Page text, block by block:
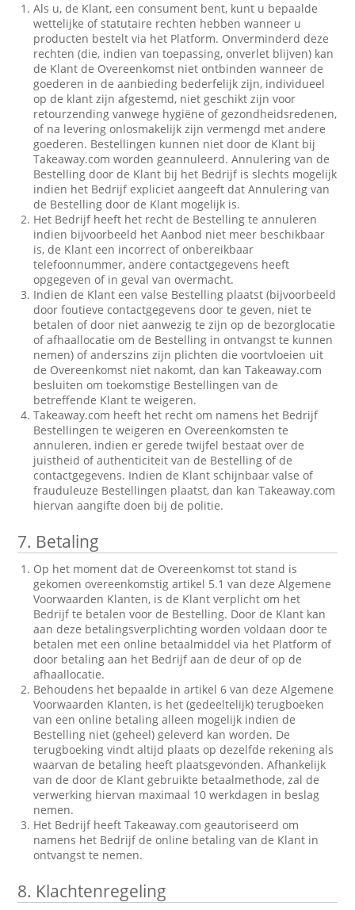
Als u, de Klant, een consument bent, kunt u bepaalde
wettelijke of statutaire rechten hebben wanneer u
producten bestelt via het Platform. Onverminderd deze
rechten (die, indien van toepassing, onverlet blijven) kan
de Klant de Overeenkomst niet ontbinden wanneer de
goederen in de aanbieding bederfelijk zijn, individueel
op de klant zijn afgestemd, niet geschikt zijn voor
retourzending vanwege hygiëne of gezondheidsredenen,
of na levering onlosmakelijk zijn vermengd met andere
goederen. Bestellingen kunnen niet door de Klant bij
Takeaway.com worden geannuleerd. Annulering van de
Bestelling door de Klant bij het Bedrijf is slechts mogelijk
indien het Bedrijf expliciet aangeeft dat Annulering van
de Bestelling door de Klant mogelijk is.
Het Bedrijf heeft het recht de Bestelling te annuleren
indien bijvoorbeeld het Aanbod niet meer beschikbaar
is, de Klant een incorrect of onbereikbaar
telefoonnummer, andere contactgegevens heeft
opgegeven of in geval van overmacht.
Indien de Klant een valse Bestelling plaatst (bijvoorbeeld
door foutieve contactgegevens door te geven, niet te
betalen of door niet aanwezig te zijn op de bezorglocatie
of afhaallocatie om de Bestelling in ontvangst te kunnen
nemen) of anderszins zijn plichten die voortvloeien uit
de Overeenkomst niet nakomt, dan kan Takeaway.com
besluiten om toekomstige Bestellingen van de
betreffende Klant te weigeren.
Takeaway.com heeft het recht om namens het Bedrijf
Bestellingen te weigeren en Overeenkomsten te
annuleren, indien er gerede twijfel bestaat over de
juistheid of authenticiteit van de Bestelling of de
contactgegevens. Indien de Klant schijnbaar valse of
frauduleuze Bestellingen plaatst, dan kan Takeaway.com
hiervan aangifte doen bij de politie.
7. Betaling
Op het moment dat de Overeenkomst tot stand is
gekomen overeenkomstig artikel 5.1 van deze Algemene
Voorwaarden Klanten, is de Klant verplicht om het
Bedrijf te betalen voor de Bestelling. Door de Klant kan
aan deze betalingsverplichting worden voldaan door te
betalen met een online betaalmiddel via het Platform of
door betaling aan het Bedrijf aan de deur of op de
afhaallocatie.
Behoudens het bepaalde in artikel 6 van deze Algemene
Voorwaarden Klanten, is het (gedeeltelijk) terugboeken
van een online betaling alleen mogelijk indien de
Bestelling niet (geheel) geleverd kan worden. De
terugboeking vindt altijd plaats op dezelfde rekening als
waarvan de betaling heeft plaatsgevonden. Afhankelijk
van de door de Klant gebruikte betaalmethode, zal de
verwerking hiervan maximaal 10 werkdagen in beslag
nemen.
Het Bedrijf heeft Takeaway.com geautoriseerd om
namens het Bedrijf de online betaling van de Klant in
ontvangst te nemen.
8. Klachtenregeling